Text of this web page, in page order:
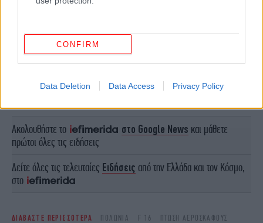
CONFIRM
Data Deletion Data Access Privacy Policy
ΠΕΡΙΣΣΟΤΕΡΑ ΒΙΝΤΕΟ
Ακολουθήστε το στο Google News και μάθετε
πρώτοι όλες τις ειδήσεις
Δείτε όλες τις τελευταίες Ειδήσεις από την Ελλάδα και τον Κόσμο,
στο
ΔΙΑΒΑΣΤΕ ΠΕΡΙΣΣΟΤΕΡΑ ΠΟΛΩΝΊΑ F 16
ΠΤΏΣΗ ΑΕΡΟΣΚΆΦΟΥΣ